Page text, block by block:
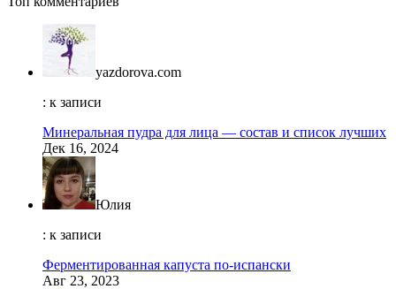
yazdorova.com
: к записи
Минеральная пудра для лица — состав и список лучших
Дек 16, 2024
Юлия
: к записи
Ферментированная капуста по-испански
Авг 23, 2023